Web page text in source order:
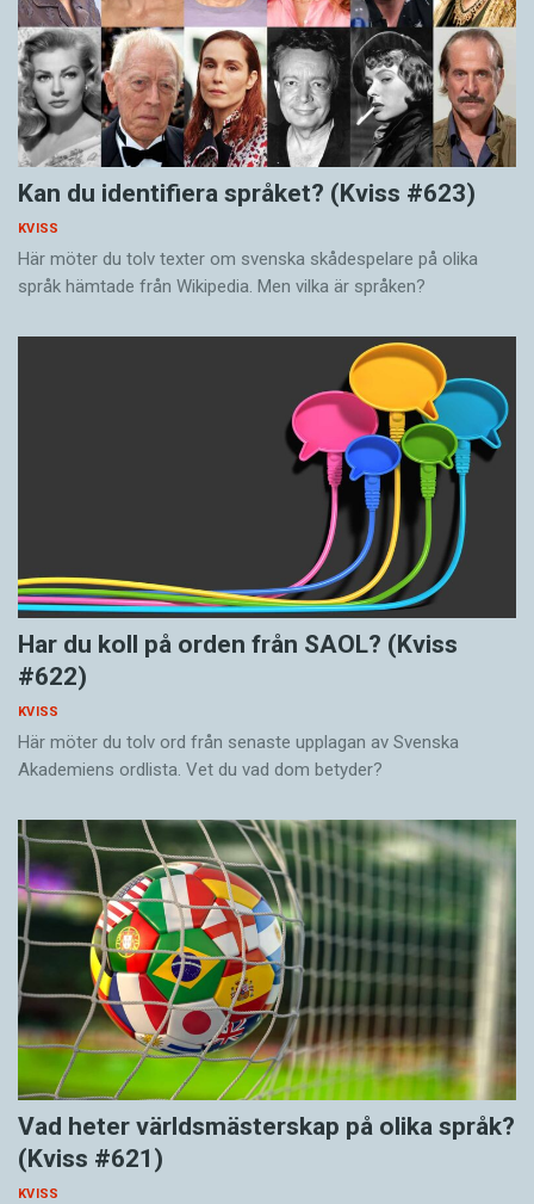
Kan du identifiera språket? (Kviss #623)
KVISS
Här möter du tolv texter om svenska skådespelare på olika
språk hämtade från Wikipedia. Men vilka är språken?
Har du koll på orden från SAOL? (Kviss
#622)
KVISS
Här möter du tolv ord från senaste upplagan av Svenska
Akademiens ordlista. Vet du vad dom betyder?
Vad heter världsmästerskap på olika språk?
(Kviss #621)
KVISS